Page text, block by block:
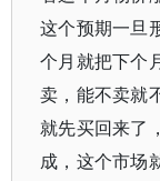
这个预期一旦
个月就把下个
卖，能不卖就
就先买回来了
成，这个市场